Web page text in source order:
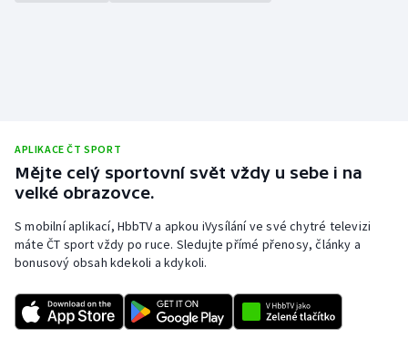
APLIKACE ČT SPORT
Mějte celý sportovní svět vždy u sebe i na
velké obrazovce.
S mobilní aplikací, HbbTV a apkou iVysílání ve své chytré televizi
máte ČT sport vždy po ruce. Sledujte přímé přenosy, články a
bonusový obsah kdekoli a kdykoli.